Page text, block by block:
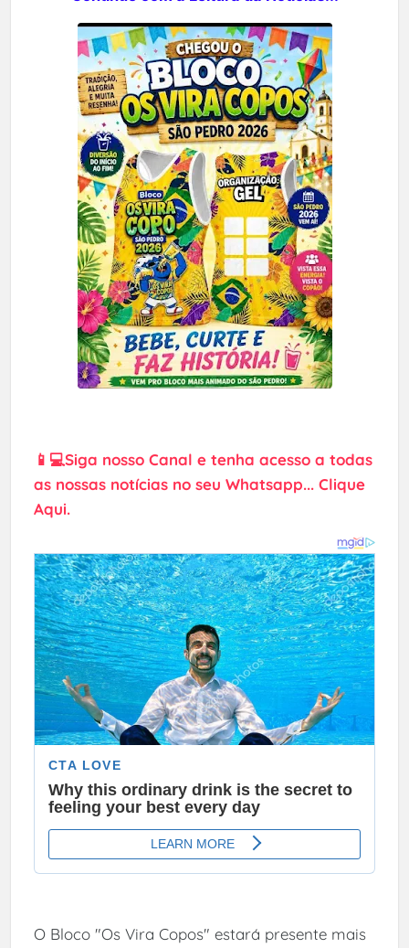
📱💻Siga nosso Canal e tenha acesso a todas
as nossas notícias no seu Whatsapp... Clique
Aqui.
O Bloco "Os Vira Copos" estará presente mais